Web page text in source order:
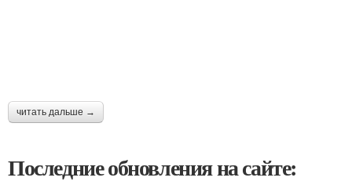
читать дальше →
Последние обновления на сайте: